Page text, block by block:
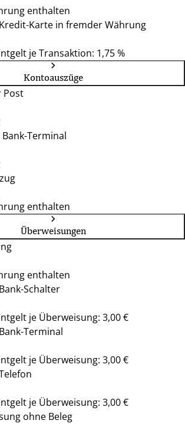
enthalten
Karte in fremder Währung
je Transaktion: 1,75 %
Kontoauszüge
Post
Terminal
enthalten
Überweisungen
enthalten
Schalter
je Überweisung: 3,00 €
Terminal
je Überweisung: 3,00 €
je Überweisung: 3,00 €
ohne Beleg